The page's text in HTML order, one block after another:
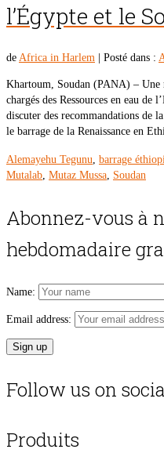
l’Égypte et le
de Africa in Harlem Posté dans :
Khartoum, Soudan (PANA) – Une
chargés des Ressources en eau
discuter des recommandations de
le barrage de la Renaissance en
Alemayehu Tegunu, barrage
Mutalab, Mutaz Mussa, Soudan
Abonnez-vous à
hebdomadaire
Name:
Email address:
Follow us on
Produits